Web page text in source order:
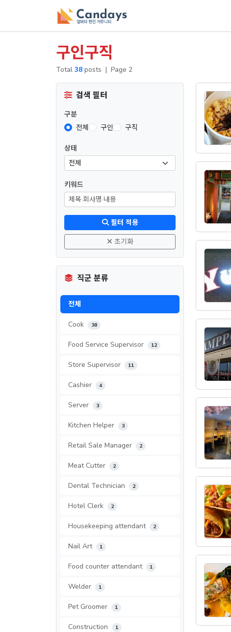
구인구직
Total 38 posts | Page 2
검색 필터
구분
전체
구인 구직
상태
키워드
필터 적용
초기화
직군 분류
전체
Cook 38
Food Service Supervisor 12
Store Supervisor 11
Cashier 4
Server 3
Kitchen Helper 3
Retail Sale Manager 2
Meat Cutter 2
Dental Technician 2
Hotel Clerk 2
Housekeeping attendant 2
Nail Art 1
Food counter attendant 1
Welder 1
Pet Groomer 1
Construction 1